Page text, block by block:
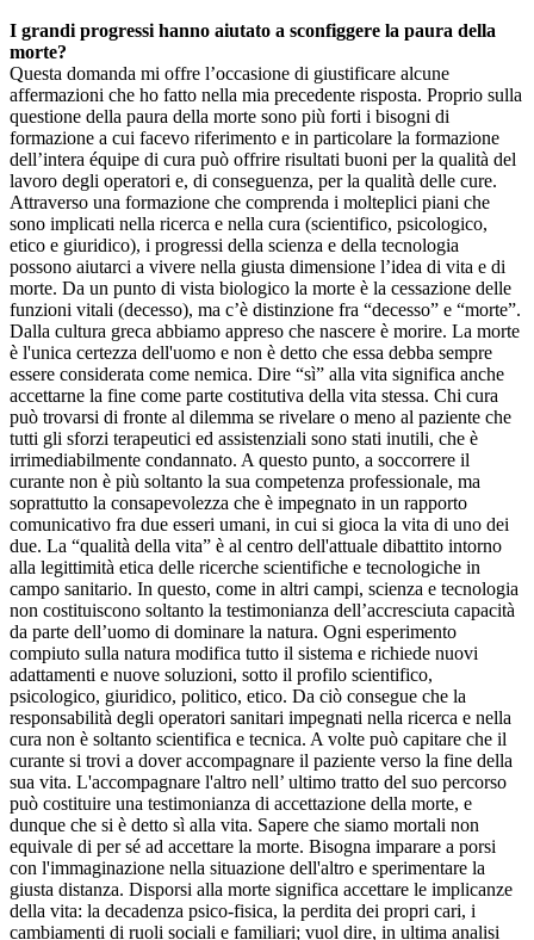
I grandi progressi hanno aiutato a sconfiggere la paura della
morte?
Questa domanda mi offre l’occasione di giustificare alcune
affermazioni che ho fatto nella mia precedente risposta. Proprio sulla
questione della paura della morte sono più forti i bisogni di
formazione a cui facevo riferimento e in particolare la formazione
dell’intera équipe di cura può offrire risultati buoni per la qualità del
lavoro degli operatori e, di conseguenza, per la qualità delle cure.
Attraverso una formazione che comprenda i molteplici piani che
sono implicati nella ricerca e nella cura (scientifico, psicologico,
etico e giuridico), i progressi della scienza e della tecnologia
possono aiutarci a vivere nella giusta dimensione l’idea di vita e di
morte. Da un punto di vista biologico la morte è la cessazione delle
funzioni vitali (decesso), ma c’è distinzione fra “decesso” e “morte”.
Dalla cultura greca abbiamo appreso che nascere è morire. La morte
è l'unica certezza dell'uomo e non è detto che essa debba sempre
essere considerata come nemica. Dire “sì” alla vita significa anche
accettarne la fine come parte costitutiva della vita stessa. Chi cura
può trovarsi di fronte al dilemma se rivelare o meno al paziente che
tutti gli sforzi terapeutici ed assistenziali sono stati inutili, che è
irrimediabilmente condannato. A questo punto, a soccorrere il
curante non è più soltanto la sua competenza professionale, ma
soprattutto la consapevolezza che è impegnato in un rapporto
comunicativo fra due esseri umani, in cui si gioca la vita di uno dei
due. La “qualità della vita” è al centro dell'attuale dibattito intorno
alla legittimità etica delle ricerche scientifiche e tecnologiche in
campo sanitario. In questo, come in altri campi, scienza e tecnologia
non costituiscono soltanto la testimonianza dell’accresciuta capacità
da parte dell’uomo di dominare la natura. Ogni esperimento
compiuto sulla natura modifica tutto il sistema e richiede nuovi
adattamenti e nuove soluzioni, sotto il profilo scientifico,
psicologico, giuridico, politico, etico. Da ciò consegue che la
responsabilità degli operatori sanitari impegnati nella ricerca e nella
cura non è soltanto scientifica e tecnica. A volte può capitare che il
curante si trovi a dover accompagnare il paziente verso la fine della
sua vita. L'accompagnare l'altro nell’ ultimo tratto del suo percorso
può costituire una testimonianza di accettazione della morte, e
dunque che si è detto sì alla vita. Sapere che siamo mortali non
equivale di per sé ad accettare la morte. Bisogna imparare a porsi
con l'immaginazione nella situazione dell'altro e sperimentare la
giusta distanza. Disporsi alla morte significa accettare le implicanze
della vita: la decadenza psico-fisica, la perdita dei propri cari, i
cambiamenti di ruoli sociali e familiari; vuol dire, in ultima analisi